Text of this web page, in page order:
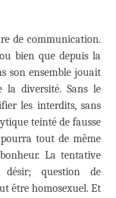
de communication.
bien que depuis la
son ensemble jouait
la diversité. Sans le
les interdits, sans
teinté de fausse
tout de même
La tentative
question de
être homosexuel. Et